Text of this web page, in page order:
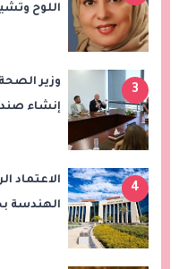
اللوح
3
وزير
إنشاء
4
الاعتماد
الهندسة